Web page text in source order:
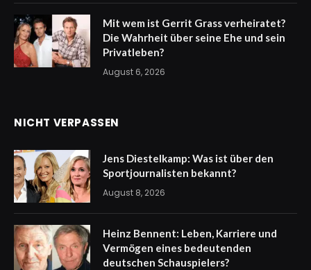
Mit wem ist Gerrit Grass verheiratet?
Die Wahrheit über seine Ehe und sein
Privatleben?
August 6, 2026
NICHT VERPASSEN
Jens Diestelkamp: Was ist über den
Sportjournalisten bekannt?
August 8, 2026
Heinz Bennent: Leben, Karriere und
Vermögen eines bedeutenden
deutschen Schauspielers?